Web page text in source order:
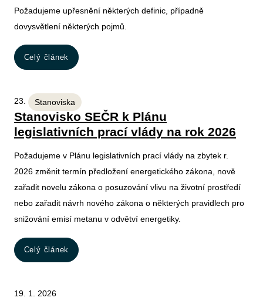
Požadujeme upřesnění některých definic, případně
dovysvětlení některých pojmů.
Celý článek
Stanoviska
23. 1. 2026
Stanovisko SEČR k Plánu
legislativních prací vlády na rok 2026
Požadujeme v Plánu legislativních prací vlády na zbytek r.
2026 změnit termín předložení energetického zákona, nově
zařadit novelu zákona o posuzování vlivu na životní prostředí
nebo zařadit návrh nového zákona o některých pravidlech pro
snižování emisí metanu v odvětví energetiky.
Celý článek
19. 1. 2026